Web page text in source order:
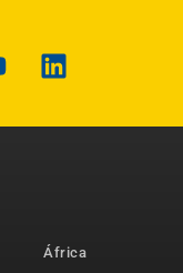
África